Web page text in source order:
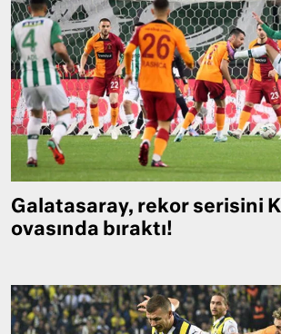
Galatasaray, rekor serisini
ovasında bıraktı!